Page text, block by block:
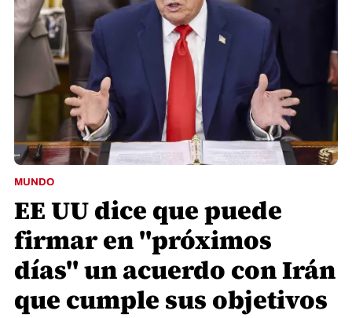
MUNDO
EE UU dice que puede
firmar en "próximos
días" un acuerdo con Irán
que cumple sus objetivos